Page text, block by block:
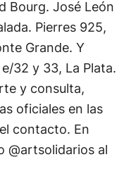
Bourg. José León
Pierres 925,
Grande. Y
32 y 33, La Plata.
y consulta,
oficiales en las
contacto. En
@artsolidarios al